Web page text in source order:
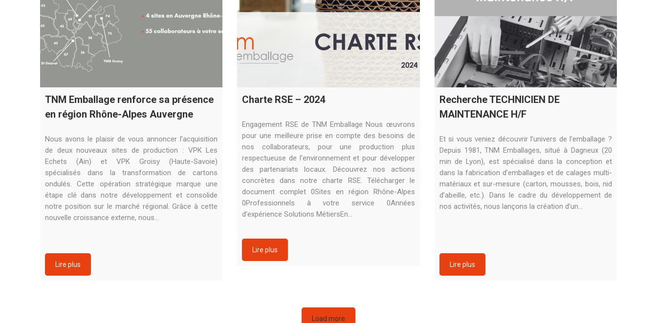
TNM Emballage renforce sa présence
en région Rhône-Alpes Auvergne
Nous avons le plaisir de vous annoncer l’acquisition
de deux nouveaux sites de production : VPK Les
Echets (Ain) et VPK Groisy (Haute-Savoie)
spécialisés dans la transformation de cartons
ondulés. Cette opération stratégique marque une
étape clé dans notre développement et consolide
notre position sur le marché régional. Grâce à cette
nouvelle croissance externe, nous…
Lire plus
Charte RSE – 2024
Engagement RSE de TNM Emballage Nous œuvrons
pour une meilleure prise en compte des besoins de
nos collaborateurs, pour une production plus
respectueuse de l’environnement et pour développer
des partenariats locaux. Découvrez nos actions
concrètes dans notre charte RSE. Télécharger le
document complet 0Sites en région Rhône-Alpes
0Professionnels à votre service 0Années
d’expérience Solutions MétiersEn…
Lire plus
Recherche TECHNICIEN DE
MAINTENANCE H/F
Et si vous veniez découvrir l’univers de l’emballage ?
Depuis 1981, TNM Emballages, situé à Dagneux (20
min de Lyon), est spécialisé dans la conception et
dans la fabrication d’emballages et de calages multi-
matériaux et sur-mesure (carton, mousses, bois, nid
d’abeille, etc.). Dans le cadre du développement de
nos activités, nous lançons la création d’un…
Lire plus
Load more